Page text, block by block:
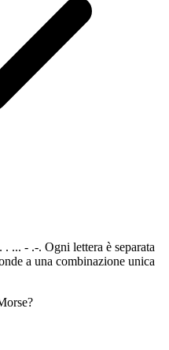
... - .-. Ogni lettera è separata
a una combinazione unica